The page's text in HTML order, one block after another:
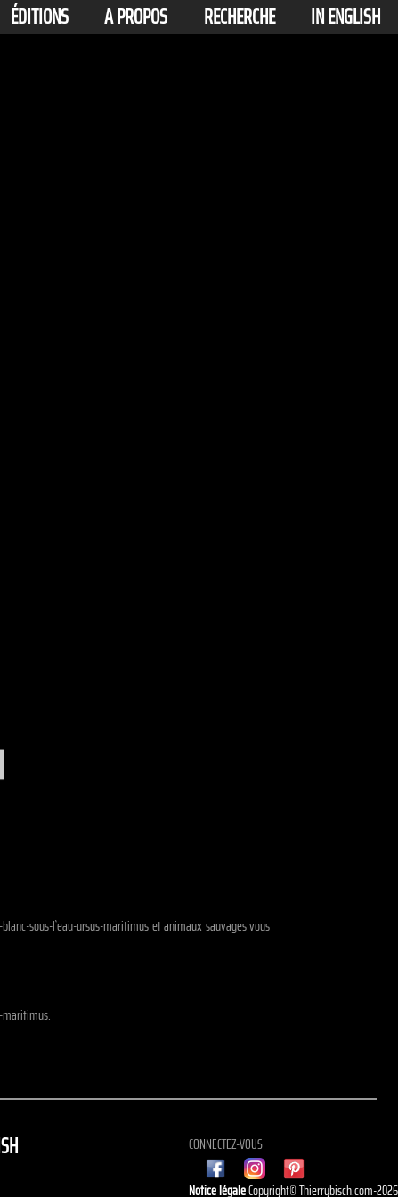
ÉDITIONS A PROPOS RECHERCHE IN ENGLISH
sous-l`eau-ursus-maritimus et animaux sauvages vous
CONNECTEZ-VOUS
Notice légaleCopyright© Thierrybisch.com-2026